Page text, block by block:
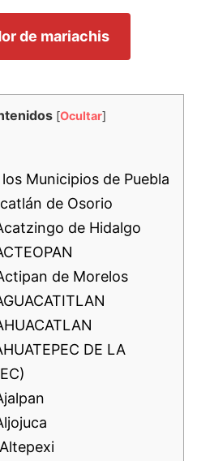
de mariachis
[Ocultar]
Municipios de Puebla
de Osorio
de Hidalgo
de Morelos
DE LA